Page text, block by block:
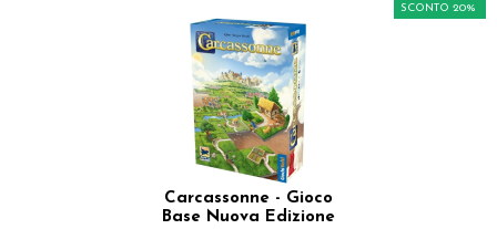
Carcassonne - Gioco
Base Nuova Edizione
SCONTO 20%